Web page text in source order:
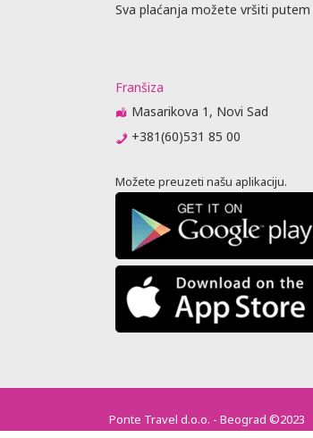
Sva plaćanja možete vršiti
Franšiza
Masarikova 1, Novi Sad
+381(60)531 85 00
Možete preuzeti našu aplikaciju.
Ponte Travel d.o.o. - Beograd ©2023